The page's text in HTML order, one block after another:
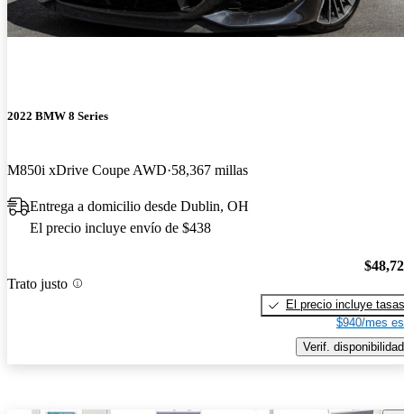
2022 BMW 8 Series
M850i xDrive Coupe AWD 58,367 millas
Entrega a domicilio desde Dublin, OH
El precio incluye envío de $438
Trato justo
El precio incluye tasas
$940/mes
Verif. disponibilidad